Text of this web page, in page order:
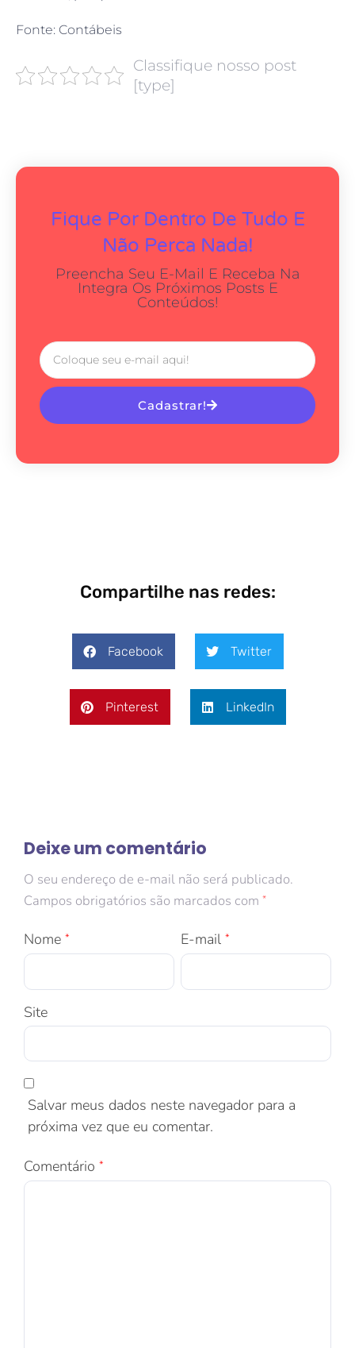
Fonte: Contábeis
Classifique nosso post
[type]
Fique Por Dentro De Tudo E
Não Perca Nada!
Preencha Seu E-Mail E Receba Na
Integra Os Próximos Posts E
Conteúdos!
Cadastrar!
Compartilhe nas redes:
Facebook Twitter
Pinterest LinkedIn
Deixe um comentário
O seu endereço de e-mail não será publicado.
Campos obrigatórios são marcados com *
Nome * E-mail *
Site
Salvar meus dados neste navegador para a
próxima vez que eu comentar.
Comentário *